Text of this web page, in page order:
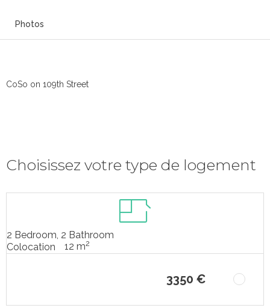
Photos
CoSo on 109th Street
Choisissez votre type de logement
2 Bedroom, 2 Bathroom
Colocation
12 m2
3350 €